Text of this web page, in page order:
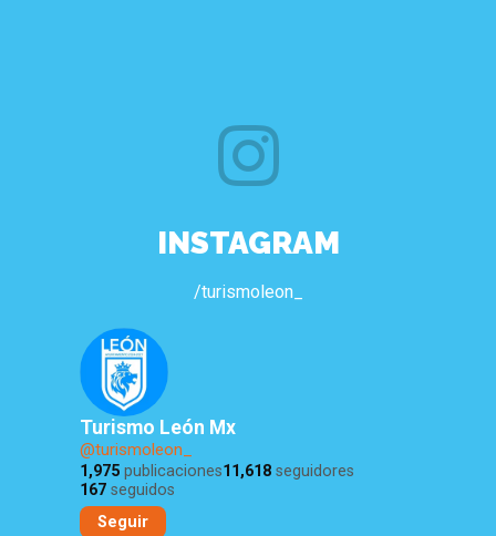
INSTAGRAM
/turismoleon_
Turismo León Mx
@turismoleon_
1,975 publicaciones11,618 seguidores
167 seguidos
Seguir